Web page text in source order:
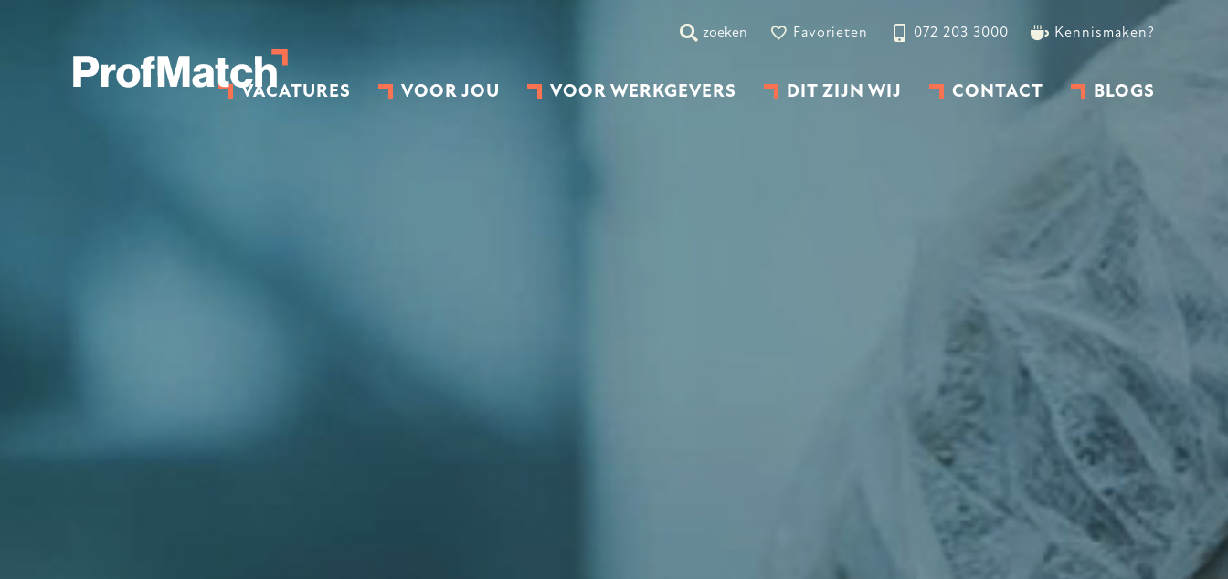
zoeken Favorieten 072 203 3000 Kennismaken?
VACATURES VOOR JOU VOOR WERKGEVERS DIT ZIJN WIJ CONTACT BLOGS